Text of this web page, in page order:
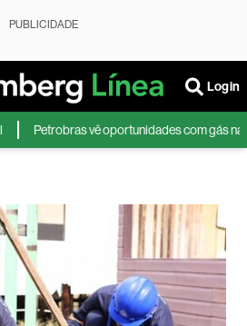
PUBLICIDADE
Login
oportunidades com gás na Colômbia e